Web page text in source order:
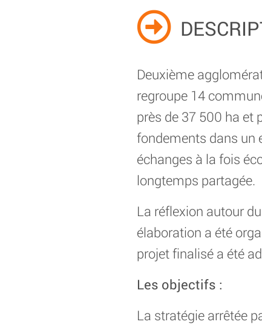
Deuxième
regroupe 14
près de 37 500 ha et
fondements dans un
échanges à la fois
longtemps partagée.
La réflexion autour
élaboration a été
projet finalisé a été
Les objectifs :
La stratégie arrêtée